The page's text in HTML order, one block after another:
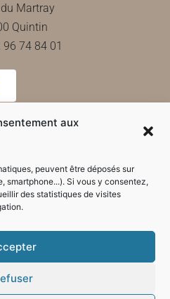
aux
peuvent être déposés sur
smartphone...). Si vous y consentez,
des statistiques de visites
Martray
Quintin
96 74 84 01
de la mairie